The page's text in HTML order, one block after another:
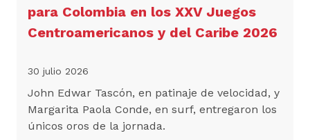
para Colombia en los XXV Juegos
Centroamericanos y del Caribe 2026
30 julio 2026
John Edwar Tascón, en patinaje de velocidad, y
Margarita Paola Conde, en surf, entregaron los
únicos oros de la jornada.